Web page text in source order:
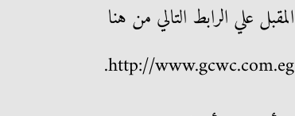
المقبل علي الرابط التالي من هنا
http://www.gcwc.com.eg.